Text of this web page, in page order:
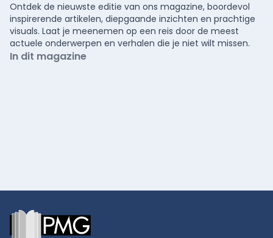
Ontdek de nieuwste editie van ons magazine, boordevol
inspirerende artikelen, diepgaande inzichten en prachtige
visuals. Laat je meenemen op een reis door de meest
actuele onderwerpen en verhalen die je niet wilt missen.
In dit magazine
Footer